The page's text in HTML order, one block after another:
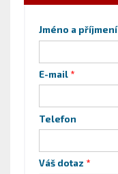
Jméno a příjmení
E-mail
Telefon
Váš dotaz